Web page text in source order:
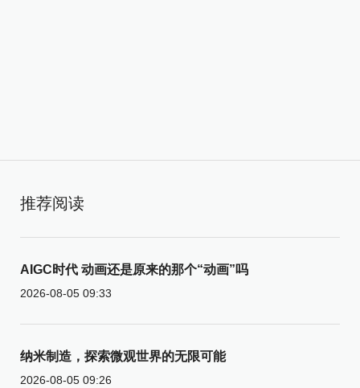
推荐阅读
AIGC时代 动画还是原来的那个“动画”吗
2026-08-05 09:33
纳米制造，探索微观世界的无限可能
2026-08-05 09:26